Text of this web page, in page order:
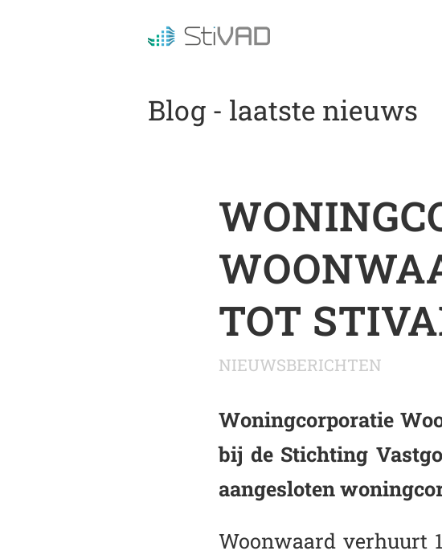
Blog - laatste nieuws
TOT
NIEUWSBERICHTEN
Woningcorporatie
bij de Stichting
aangesloten
Woonwaard verhuurt